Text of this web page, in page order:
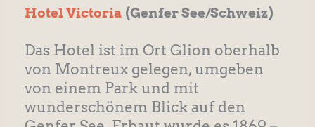
Hotel Victoria (Genfer See/Schweiz)
Das Hotel ist im Ort Glion oberhalb
von Montreux gelegen, umgeben
von einem Park und mit
wunderschönem Blick auf den